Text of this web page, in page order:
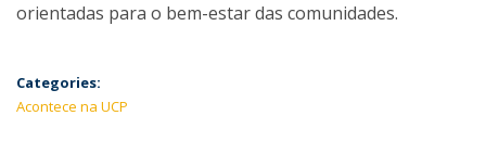
orientadas para o bem-estar das comunidades.
Categories:
Acontece na UCP